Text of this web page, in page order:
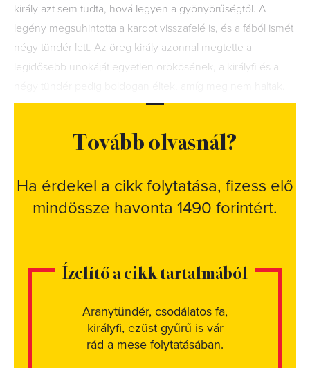
király azt sem tudta, hová legyen a gyönyörűségtől. A
legény megsuhintotta a kardot visszafelé is, és a fából ismét
négy tündér lett. Az öreg király azonnal megtette a
legidősebb unokáját egyetlen örökösének, a királyfi és a
Tovább olvasnál?
Ha érdekel a cikk folytatása, fizess elő
mindössze havonta 1490 forintért.
Ízelítő a cikk tartalmából
Aranytündér, csodálatos fa,
királyfi, ezüst gyűrű is vár
rád a mese folytatásában.